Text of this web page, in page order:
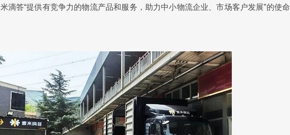
滴答“提供有竞争力的物流产品和服务，助力中小物流企业、市场客户发展”的使命